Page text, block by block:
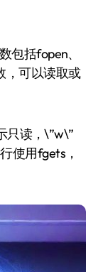
包括fopen、
，可以读取或
只读，\”w\”
使用fgets，